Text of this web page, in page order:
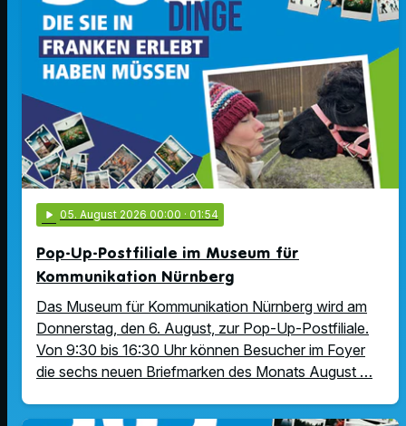
play_arrow 05. August 2026 00:00 · 01:54
Pop-Up-Postfiliale im Museum für
Kommunikation Nürnberg
Das Museum für Kommunikation Nürnberg wird am
Donnerstag, den 6. August, zur Pop-Up-Postfiliale.
Von 9:30 bis 16:30 Uhr können Besucher im Foyer
die sechs neuen Briefmarken des Monats August …